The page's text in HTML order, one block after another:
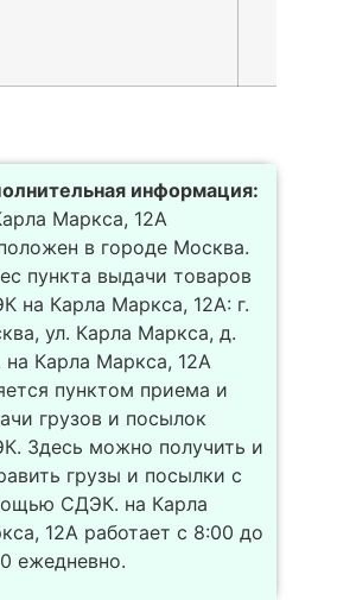
информация:
Маркса, 12А
в городе Москва.
пункта выдачи товаров
на Карла Маркса, 12А: г.
ул. Карла Маркса, д.
на Карла Маркса, 12А
пунктом приема и
грузов и посылок
Здесь можно получить и
грузы и посылки с
СДЭК. на Карла
12А работает с 8:00 до
ежедневно.